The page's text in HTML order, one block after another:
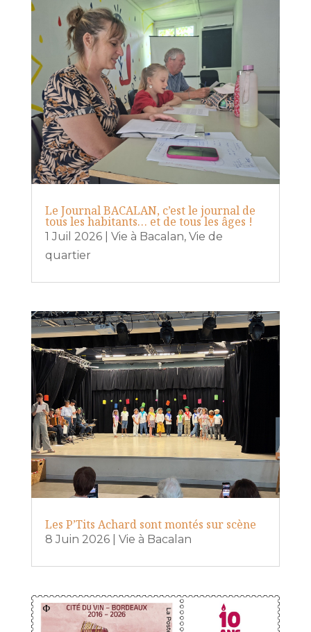
Le Journal BACALAN, c’est le journal de
tous les habitants… et de tous les âges !
1 Juil 2026| Vie à Bacalan, Vie de
quartier
Les P’Tits Achard sont montés sur scène
8 Juin 2026| Vie à Bacalan